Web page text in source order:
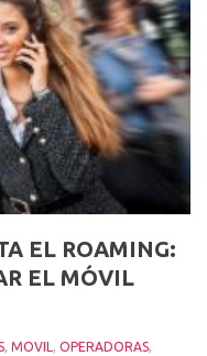
EL ROAMING:
EL MÓVIL
, MOVIL, OPERADORAS,